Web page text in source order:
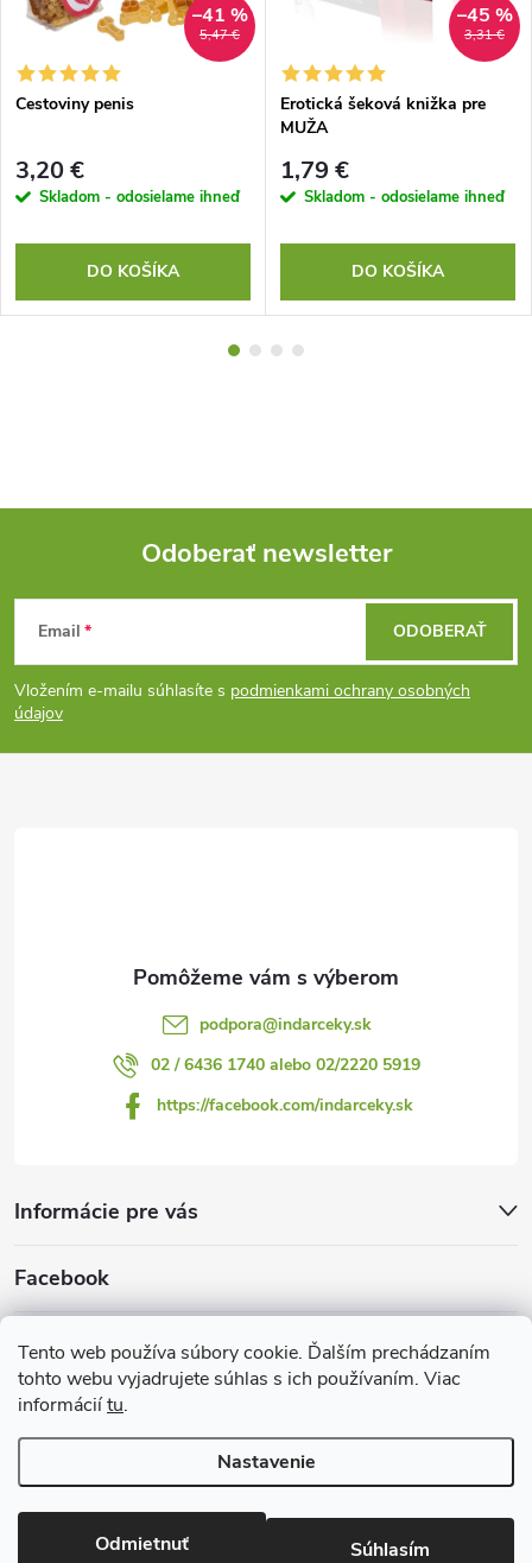
Tento web používa súbory cookie. Ďalším prechádzaním
tohto webu vyjadrujete súhlas s ich používaním. Viac
informáciítu.
Nastavenie
Odmietnuť Súhlasím
5,47 €
–41 %
Cestoviny penis
3,20 €
Skladom - odosielame ihneď
DO KOŠÍKA
3,31 €
–45 %
Erotická šeková knižka pre
MUŽA
1,79 €
Skladom - odosielame ihneď
DO KOŠÍKA
Z
á
p
Odoberať newsletter
Email
Vložením e-mailu súhlasíte s podmienkami ochrany osobných
údajov
ODOBERAŤ
podpora@indarceky.sk
02 / 6436 1740 alebo 02/2220 5919
https://facebook.com/indarceky.sk
Informácie pre vás
Facebook
Prijímame online platby
Copyright 2026Indarčeky.sk. Všetky práva vyhradené.Upraviť
nastavenie cookies